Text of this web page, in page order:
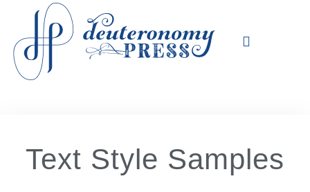
Text Style Samples